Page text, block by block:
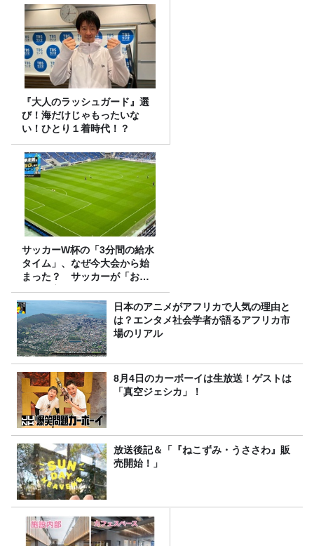
『大人のラッシュガード』選
び！海だけじゃもったいな
い！ひとり１着時代！？
サッカーW杯の「3分間の給水
タイム」、なぜ今大会から始
まった？ サッカーが「お
金」に変わる仕組み
日本のアニメがアフリカで人気の理由と
は？エンタメ社会学者が語るアフリカ市
場のリアル
8月4日のカーボーイは生放送！ゲストは
「真空ジェシカ」！
放送後記＆「『ねこずみ・うささわ』販
売開始！」